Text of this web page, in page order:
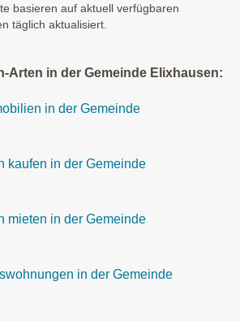
basieren auf aktuell verfügbaren
täglich aktualisiert.
Arten in der Gemeinde Elixhausen:
in der Gemeinde
kaufen in der Gemeinde
mieten in der Gemeinde
in der Gemeinde